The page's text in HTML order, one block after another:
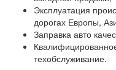
Эксплуатация
дорогах Европы,
Заправка авто
техобслуживание.